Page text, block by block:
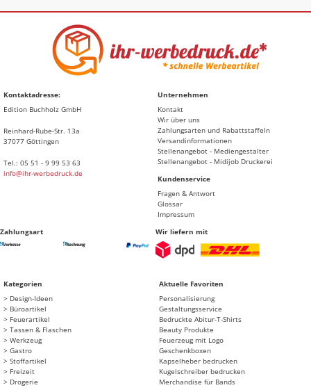
Kontaktadresse:
Edition Buchholz GmbH
Reinhard-Rube-Str. 13a
37077 Göttingen
Tel.: 05 51 - 9 99 53 63
info@ihr-werbedruck.de
Unternehmen
Kontakt
Wir über uns
Zahlungsarten und Rabattstaffeln
Versandinformationen
Stellenangebot - Mediengestalter
Stellenangebot - Midijob Druckerei
Kundenservice
Fragen & Antwort
Glossar
Impressum
Wir liefern mit
Zahlungsart
Kategorien
Design-Ideen
Büroartikel
Feuerartikel
Tassen & Flaschen
Werkzeug
Gastro
Stoffartikel
Freizeit
Drogerie
Aktuelle Favoriten
Personalisierung
Gestaltungsservice
Bedruckte Abitur-T-Shirts
Beauty Produkte
Feuerzeug mit Logo
Geschenkboxen
Kapselheber bedrucken
Kugelschreiber bedrucken
Merchandise für Bands